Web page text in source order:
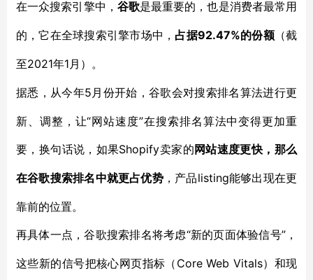
在一众搜索引擎中， 谷歌是最重要的，也是消费者最常用
的，它在全球搜索引擎市场中， 占据92.47%的份额（截
至2021年1月）。
据悉，从今年5月份开始，谷歌会对搜索排名算法进行更
新、调整，让“网站速度”在搜索排名算法中变得更加重
要，换句话说，如果Shopify卖家的 网站速度更快，那么
在谷歌搜索排名中就更占优势，产品listing能够出现在更
靠前的位置。
再具体一点，谷歌搜索排名将考虑“新的页面体验信号”，
这些新的信号把核心网页指标（Core Web Vitals）和现